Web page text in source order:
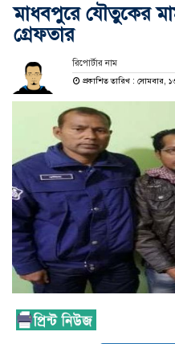
মাধবপুরে যৌতুকের
গ্রেফতার
রিপোর্টার নাম
প্রকাশিত তারিখ : সোমবার,